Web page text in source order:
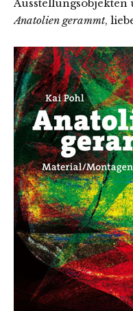
Ausstellungsobjekten
Anatolien gerammt,